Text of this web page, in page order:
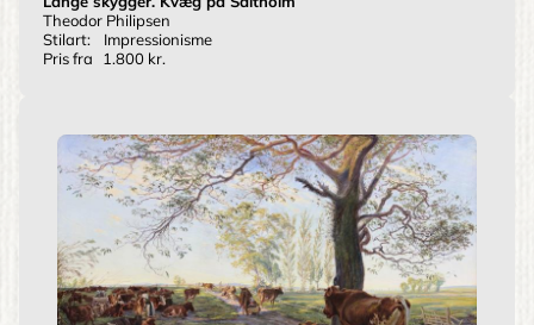
Theodor Philipsen
Stilart:
Impressionisme
Pris fra
1.800 kr.